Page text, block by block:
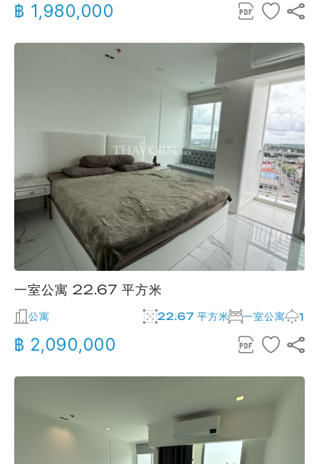
฿ 1,980,000
一室公寓 22.67 平方米
公寓 22.67 平方米 一室公寓 1
฿ 2,090,000